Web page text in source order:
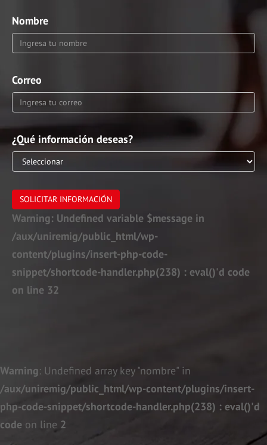
Nombre
Correo
¿Qué información deseas?
SOLICITAR INFORMACIÓN
Warning: Undefined variable $message in
/aux/uniremig/public_html/wp-
content/plugins/insert-php-code-
snippet/shortcode-handler.php(238) : eval()'d code
on line 32
Warning: Undefined array key "nombre" in
/aux/uniremig/public_html/wp-content/plugins/insert-
php-code-snippet/shortcode-handler.php(238) : eval()'d
code on line 2